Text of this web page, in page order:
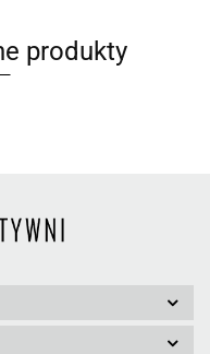
produkty